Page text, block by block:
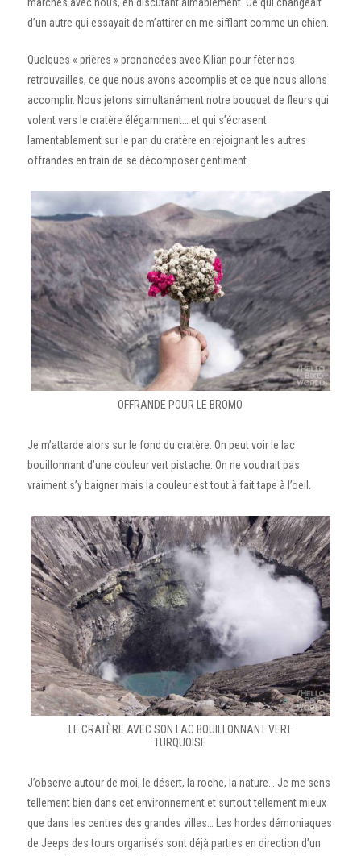
d’un autre qui essayait de m’attirer en me sifflant comme un chien.
Quelques « prières » prononcées avec Kilian pour fêter nos
retrouvailles, ce que nous avons accomplis et ce que nous allons
accomplir. Nous jetons simultanément notre bouquet de fleurs qui
volent vers le cratère élégamment… et qui s’écrasent
lamentablement sur le pan du cratère en rejoignant les autres
offrandes en train de se décomposer gentiment.
OFFRANDE POUR LE BROMO
Je m’attarde alors sur le fond du cratère. On peut voir le lac
bouillonnant d’une couleur vert pistache. On ne voudrait pas
vraiment s’y baigner mais la couleur est tout à fait tape à l’oeil.
LE CRATÈRE AVEC SON LAC BOUILLONNANT VERT
TURQUOISE
J’observe autour de moi, le désert, la roche, la nature… Je me sens
tellement bien dans cet environnement et surtout tellement mieux
que dans les centres des grandes villes… Les hordes démoniaques
de Jeeps des tours organisés sont déjà parties en direction d’un